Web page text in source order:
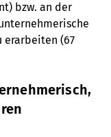
bzw. an der
erarbeiten (67